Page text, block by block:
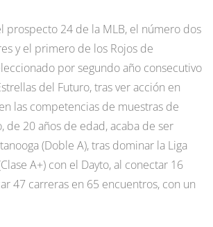
prospecto 24 de la MLB, el número dos
y el primero de los Rojos de
por segundo año consecutivo
del Futuro, tras ver acción en
las competencias de muestras de
de 20 años de edad, acaba de ser
(Doble A), tras dominar la Liga
A+) con el Dayto, al conectar 16
47 carreras en 65 encuentros, con un